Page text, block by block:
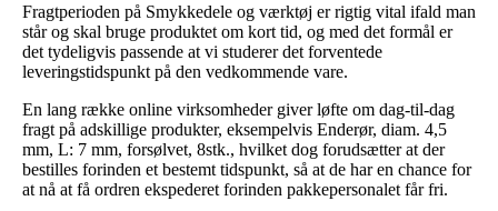
Fragtperioden på Smykkedele og værktøj er rigtig vital ifald man
står og skal bruge produktet om kort tid, og med det formål er
det tydeligvis passende at vi studerer det forventede
leveringstidspunkt på den vedkommende vare.
En lang række online virksomheder giver løfte om dag-til-dag
fragt på adskillige produkter, eksempelvis Enderør, diam. 4,5
mm, L: 7 mm, forsølvet, 8stk., hvilket dog forudsætter at der
bestilles forinden et bestemt tidspunkt, så at de har en chance for
at nå at få ordren ekspederet forinden pakkepersonalet får fri.